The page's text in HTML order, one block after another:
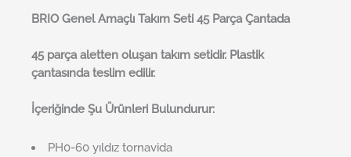
BRIO Genel Amaçlı Takım Seti 45 Parça Çantada
45 parça aletten oluşan takım setidir. Plastik
çantasında teslim edilir.
İçeriğinde Şu Ürünleri Bulundurur:
PH0-60 yıldız tornavida